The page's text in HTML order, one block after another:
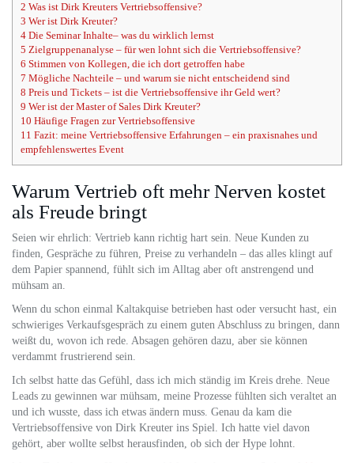
2 Was ist Dirk Kreuters Vertriebsoffensive?
3 Wer ist Dirk Kreuter?
4 Die Seminar Inhalte– was du wirklich lernst
5 Zielgruppenanalyse – für wen lohnt sich die Vertriebsoffensive?
6 Stimmen von Kollegen, die ich dort getroffen habe
7 Mögliche Nachteile – und warum sie nicht entscheidend sind
8 Preis und Tickets – ist die Vertriebsoffensive ihr Geld wert?
9 Wer ist der Master of Sales Dirk Kreuter?
10 Häufige Fragen zur Vertriebsoffensive
11 Fazit: meine Vertriebsoffensive Erfahrungen – ein praxisnahes und
empfehlenswertes Event
Warum Vertrieb oft mehr Nerven kostet
als Freude bringt
Seien wir ehrlich: Vertrieb kann richtig hart sein. Neue Kunden zu
finden, Gespräche zu führen, Preise zu verhandeln – das alles klingt auf
dem Papier spannend, fühlt sich im Alltag aber oft anstrengend und
mühsam an.
Wenn du schon einmal Kaltakquise betrieben hast oder versucht hast, ein
schwieriges Verkaufsgespräch zu einem guten Abschluss zu bringen, dann
weißt du, wovon ich rede. Absagen gehören dazu, aber sie können
verdammt frustrierend sein.
Ich selbst hatte das Gefühl, dass ich mich ständig im Kreis drehe. Neue
Leads zu gewinnen war mühsam, meine Prozesse fühlten sich veraltet an
und ich wusste, dass ich etwas ändern muss. Genau da kam die
Vertriebsoffensive von Dirk Kreuter ins Spiel. Ich hatte viel davon
gehört, aber wollte selbst herausfinden, ob sich der Hype lohnt.